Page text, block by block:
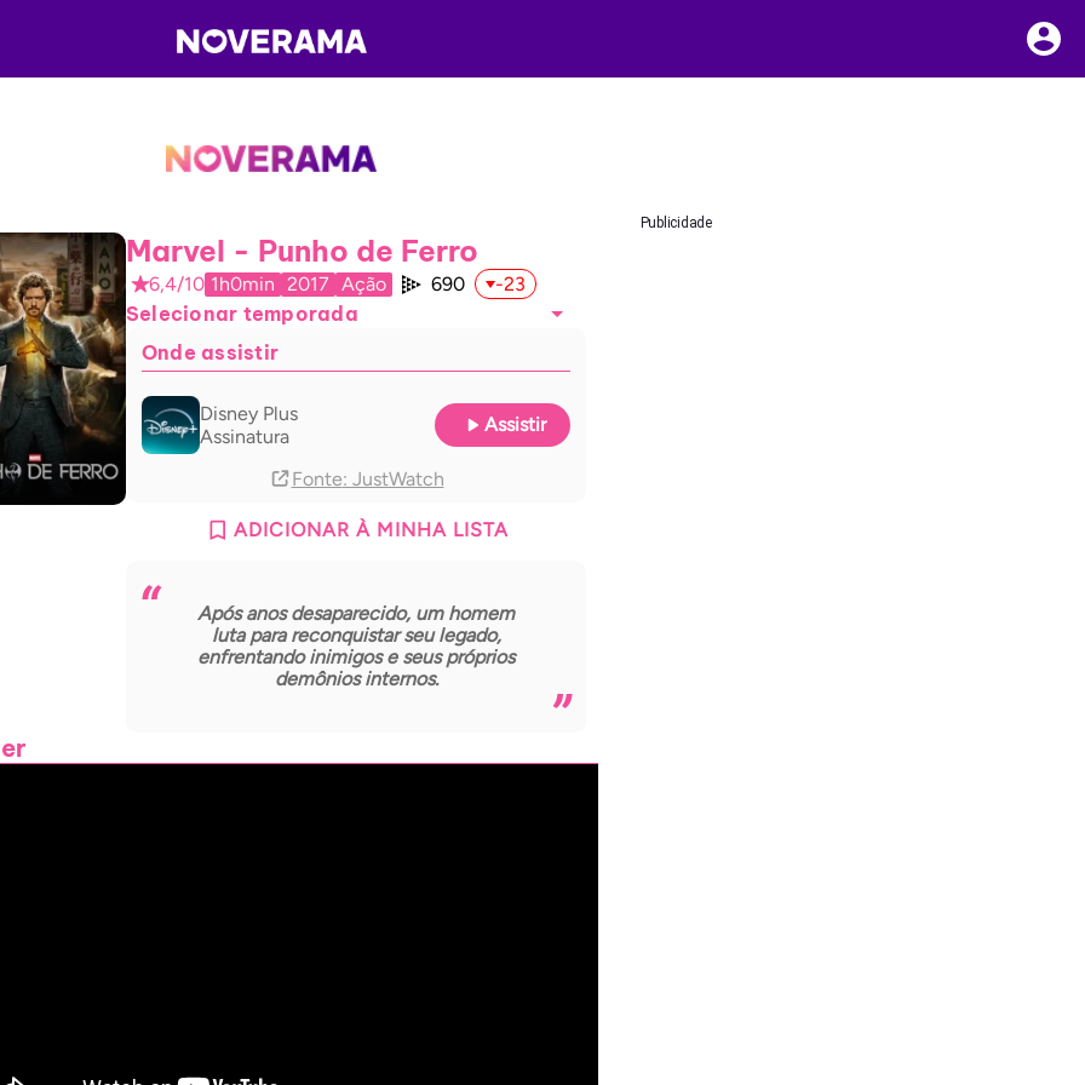
Publicidade
Marvel - Punho de Ferro
6,4/10 1h0min 2017 Ação 690 -23
Selecionar temporada
Onde assistir
Disney Plus
Assinatura
Assistir
Fonte: JustWatch
ADICIONAR À MINHA LISTA
Após anos desaparecido, um homem
luta para reconquistar seu legado,
enfrentando inimigos e seus próprios
demônios internos.